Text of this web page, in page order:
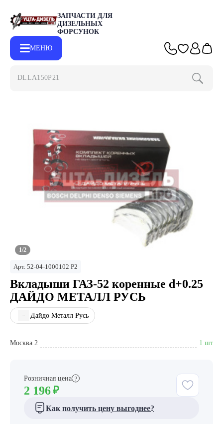
ЗАПЧАСТИ ДЛЯ
ДИЗЕЛЬНЫХ
ФОРСУНОК
МЕНЮ
DLLA150P2153
Розничная цена ?
2 196₽
Как получить цену выгоднее?
1/2
Арт. 52-04-1000102 Р2
Вкладыши ГАЗ-52 коренные d+0.25
ДАЙДО МЕТАЛЛ РУСЬ
Дайдо Металл Русь
Москва 2 1 шт